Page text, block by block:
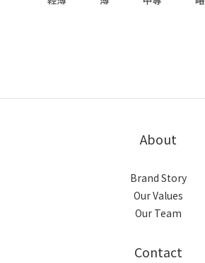
About
Brand Story
Our Values
Our Team
Contact